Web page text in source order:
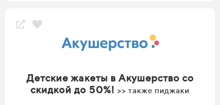
Детские жакеты в Акушерство со
скидкой до 50%! >> также пиджаки